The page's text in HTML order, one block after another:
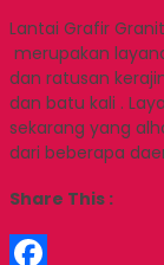
Lantai Grafir
merupakan
dan ratusan
dan batu kali .
sekarang yang
dari beberapa
Share This :